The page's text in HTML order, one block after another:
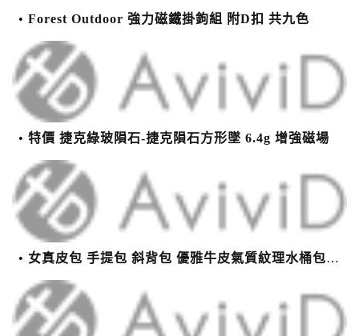
Forest Outdoor 強力磁鐵掛鉤組 附D扣 共九色
特價 捷克綠玻隕石-捷克隕石方形墜 6.4g 增強磁場
女真皮包 手提包 斜背包 優雅牛皮氣質紋理水桶包(2色)【XBO7950112】＊艾美時尚(現+預)